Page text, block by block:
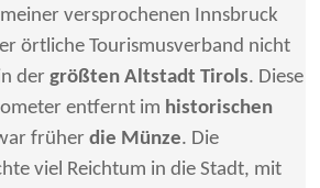
versprochenen Innsbruck
örtliche Tourismusverband nicht
dergrößten Altstadt Tirols. Diese
entfernt im historischen
früherdie Münze. Die
viel Reichtum in die Stadt, mit